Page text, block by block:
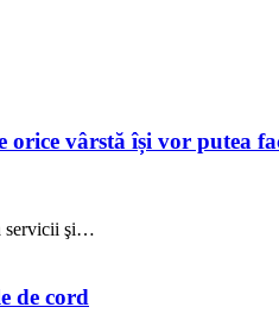
vârstă își vor putea
servicii şi…
de cord